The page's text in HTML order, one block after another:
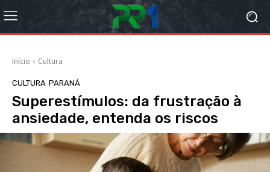
Início Cultura
CULTURA PARANÁ
Superestímulos: da frustração à
ansiedade, entenda os riscos